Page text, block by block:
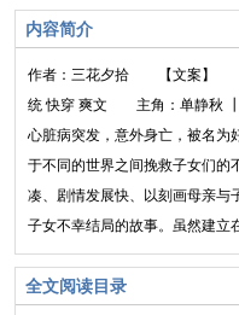
内容简介
作者：三花夕拾 【文案】
统 快穿 爽文 主角：单静秋 ┃
心脏病突发，意外身亡，被名为
于不同的世界之间挽救子女们
凑、剧情发展快、以刻画母亲与
子女不幸结局的故事。虽然建立
全文阅读目录